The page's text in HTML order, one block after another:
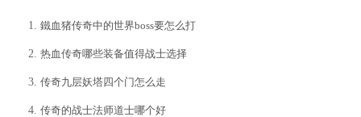
鐵血猪传奇中的世界boss要怎么打
热血传奇哪些装备值得战士选择
传奇九层妖塔四个门怎么走
传奇的战士法师道士哪个好